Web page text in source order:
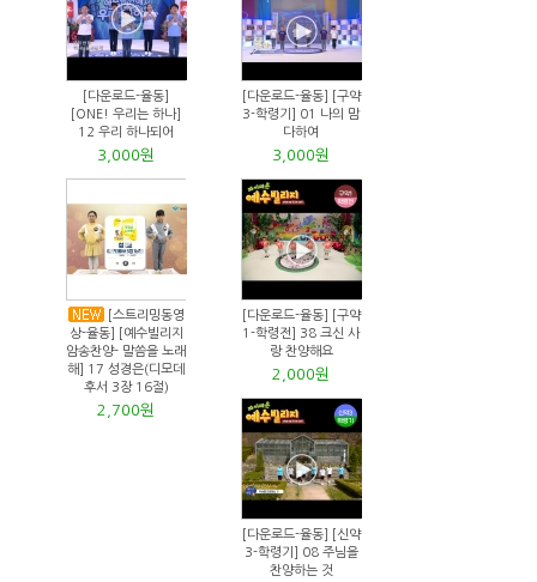
[다운로드-율동]
[ONE! 우리는 하나]
12 우리 하나되어
3,000원
[다운로드-율동] [구약
3-학령기] 01 나의 맘
다하여
3,000원
[스트리밍동영
상-율동] [예수빌리지
암송찬양- 말씀을 노래
해] 17 성경은(디모데
후서 3장 16절)
2,700원
[다운로드-율동] [구약
1-학령전] 38 크신 사
랑 찬양해요
2,000원
[다운로드-율동] [신약
3-학령기] 08 주님을
찬양하는 것